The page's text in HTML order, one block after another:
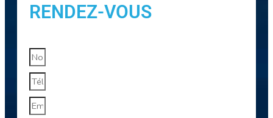
RENDEZ-VOUS